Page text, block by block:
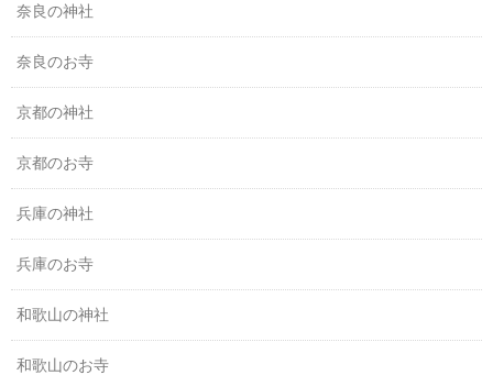
奈良の神社
奈良のお寺
京都の神社
京都のお寺
兵庫の神社
兵庫のお寺
和歌山の神社
和歌山のお寺